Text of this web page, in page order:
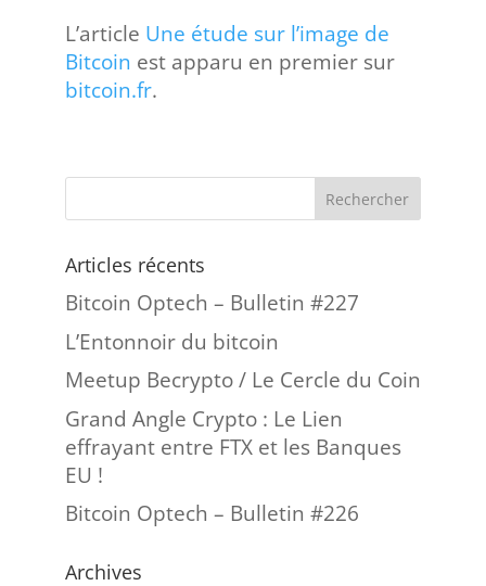
L’article Une étude sur l’image de
Bitcoin est apparu en premier sur
bitcoin.fr.
Articles récents
Bitcoin Optech – Bulletin #227
L’Entonnoir du bitcoin
Meetup Becrypto / Le Cercle du Coin
Grand Angle Crypto : Le Lien
effrayant entre FTX et les Banques
EU !
Bitcoin Optech – Bulletin #226
Archives